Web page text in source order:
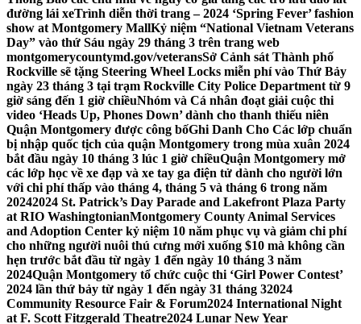
đường lái xeTrình diễn thời trang – 2024 ‘Spring Fever’ fashion
show at Montgomery MallKỷ niệm “National Vietnam Veterans
Day” vào thứ Sáu ngày 29 tháng 3 trên trang web
montgomerycountymd.gov/veteransSở Cảnh sát Thành phố
Rockville sẽ tặng Steering Wheel Locks miễn phí vào Thứ Bảy
ngày 23 tháng 3 tại trạm Rockville City Police Department từ 9
giờ sáng đến 1 giờ chiềuNhóm và Cá nhân đoạt giải cuộc thi
video ‘Heads Up, Phones Down’ dành cho thanh thiếu niên
Quận Montgomery được công bốGhi Danh Cho Các lớp chuẩn
bị nhập quốc tịch của quận Montgomery trong mùa xuân 2024
bắt đầu ngày 10 tháng 3 lúc 1 giờ chiềuQuận Montgomery mở
các lớp học về xe đạp và xe tay ga điện tử dành cho người lớn
với chi phí thấp vào tháng 4, tháng 5 và tháng 6 trong năm
20242024 St. Patrick’s Day Parade and Lakefront Plaza Party
at RIO WashingtonianMontgomery County Animal Services
and Adoption Center kỷ niệm 10 năm phục vụ và giảm chi phí
cho những người nuôi thú cưng mới xuống $10 mà không cần
hẹn trước bắt đầu từ ngày 1 đến ngày 10 tháng 3 năm
2024Quận Montgomery tổ chức cuộc thi ‘Girl Power Contest’
2024 lần thứ bảy từ ngày 1 đến ngày 31 tháng 32024
Community Resource Fair & Forum2024 International Night
at F. Scott Fitzgerald Theatre2024 Lunar New Year